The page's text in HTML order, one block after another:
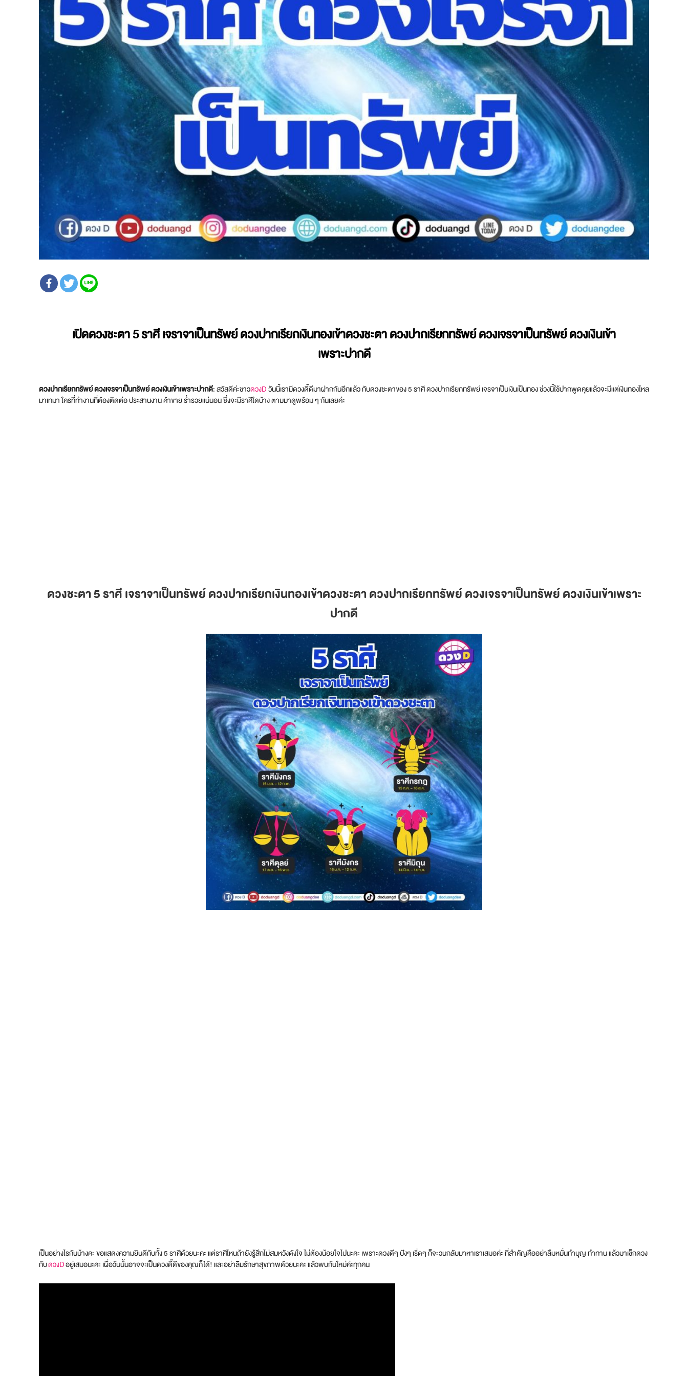
เปิดดวงชะตา 5 ราศี เจราจาเป็นทรัพย์ ดวงปากเรียกเงินทองเข้าดวงชะตา ดวงปากเรียกทรัพย์ ดวงเจรจาเป็นทรัพย์ ดวงเงินเข้า
เพราะปากดี
ดวงปากเรียกทรัพย์ ดวงเจรจาเป็นทรัพย์ ดวงเงินเข้าเพราะปากดี: สวัสดีค่ะชาวดวงDวันนี้เรามีดวงดี๊ดีมาฝากกันอีกแล้ว กับดวงชะตาของ 5 ราศี ดวงปากเรียกทรัพย์ เจรจาเป็นเงินเป็นทอง ช่วงนี้ใช้ปากพูดคุยแล้วจะมีแต่เงินทองไหล
มาเทมา ใครที่ทำงานที่ต้องติดต่อ ประสานงาน ค้าขาย ร่ำรวยแน่นอน ซึ่งจะมีราศีใดบ้าง ตามมาดูพร้อม ๆ กันเลยค่ะ
ดวงชะตา 5 ราศี เจราจาเป็นทรัพย์ ดวงปากเรียกเงินทองเข้าดวงชะตา ดวงปากเรียกทรัพย์ ดวงเจรจาเป็นทรัพย์ ดวงเงินเข้าเพราะ
ปากดี
เป็นอย่างไรกันบ้างคะ ขอแสดงความยินดีกับทั้ง 5 ราศีด้วยนะคะ แต่ราศีไหนถ้ายังรู้สึกไม่สมหวังดังใจ ไม่ต้องน้อยใจไปนะคะ เพราะดวงดีๆ ปังๆ เริ่ดๆ ก็จะวนกลับมาหาเราเสมอค่ะ ที่สำคัญคืออย่าลืมหมั่นทำบุญ ทำทาน แล้วมาเช็กดวง
กับดวงDอยู่เสมอนะคะ เผื่อวันนั้นอาจจะเป็นดวงดี๊ดีของคุณก็ได้! และอย่าลืมรักษาสุขภาพด้วยนะคะ แล้วพบกันใหม่ค่ะทุกคน